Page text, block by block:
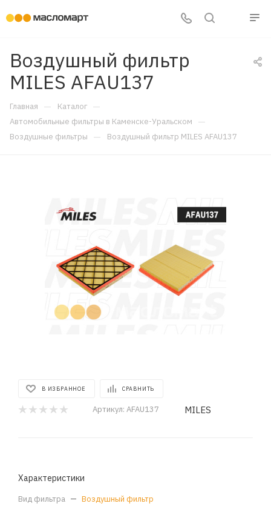
Воздушный фильтр
MILES AFAU137
Главная — Каталог —
Автомобильные фильтры в Каменске-Уральском —
Воздушные фильтры — Воздушный фильтр MILES AFAU137
В ИЗБРАННОЕ СРАВНИТЬ
Артикул: AFAU137 MILES
Характеристики
Вид фильтра — Воздушный фильтр